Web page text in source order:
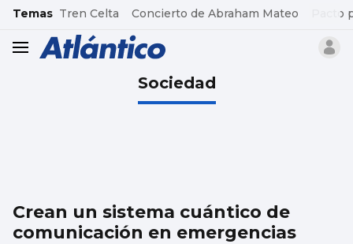
common.go-to-content
Temas Tren Celta Concierto de Abraham Mateo Pacto
header.menu.open
Sociedad
Crean un sistema cuántico de
comunicación en emergencias